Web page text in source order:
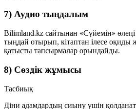
7) Аудио тыңдалым
Bilimland.kz сайтынан «Сүйемін»
тыңдай отырып, кітаптан ілесе оқиды
қатысты тапсырмалар орындайды.
8) Сөздік жұмысы
Тасбиық
Діни адамдардың сиыну үшін